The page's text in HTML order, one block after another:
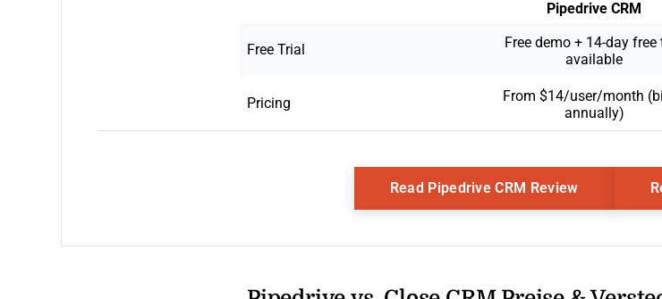
Pipedrive CRM
Free Trial
Free demo + 14-day free
available
Pricing
From $14/user/month
annually)
Read Pipedrive CRM ReviewOpens New